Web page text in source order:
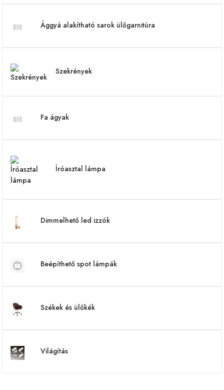
Ággyá alakítható sarok ülőgarnitúra
Szekrények
Fa ágyak
Íróasztal lámpa
Dimmelhető led izzók
Beépíthető spot lámpák
Székek és ülőkék
Világítás